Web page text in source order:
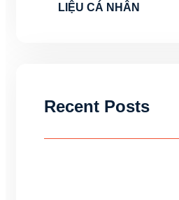
LIỆU CÁ NHÂN
Recent Posts